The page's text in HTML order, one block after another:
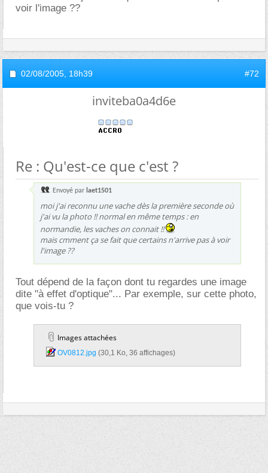
voir l'image ??
02/08/2005, 18h39 #72
inviteba0a4d6e
Re : Qu'est-ce que c'est ?
Envoyé par laet1501
moi j'ai reconnu une vache dès la première seconde où
j'ai vu la photo !! normal en même temps : en
normandie, les vaches on connait !!
mais cmment ça se fait que certains n'arrive pas à voir
l'image ??
Tout dépend de la façon dont tu regardes une image
dite "à effet d'optique"... Par exemple, sur cette photo,
que vois-tu ?
Images attachées
OV0812.jpg‎ (30,1 Ko, 36 affichages)